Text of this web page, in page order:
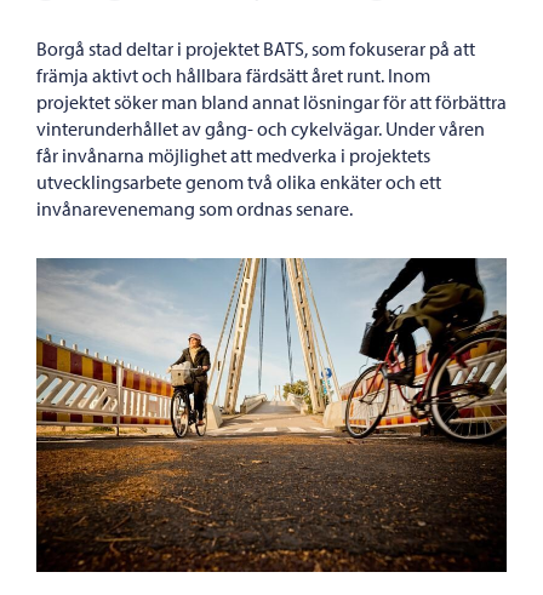
Borgå stad deltar i projektet BATS, som fokuserar på att
främja aktivt och hållbara färdsätt året runt. Inom
projektet söker man bland annat lösningar för att förbättra
vinterunderhållet av gång- och cykelvägar. Under våren
får invånarna möjlighet att medverka i projektets
utvecklingsarbete genom två olika enkäter och ett
invånarevenemang som ordnas senare.